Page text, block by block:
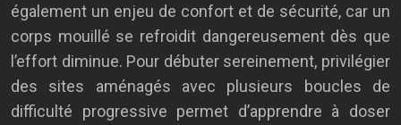
également un enjeu de confort et de sécurité, car un
corps mouillé se refroidit dangereusement dès que
l’effort diminue. Pour débuter sereinement, privilégier
des sites aménagés avec plusieurs boucles de
difficulté progressive permet d’apprendre à doser